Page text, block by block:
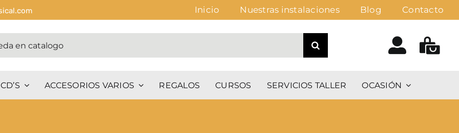
Inicio Nuestras instalaciones Blog Contacto
ACCESORIOS VARIOS REGALOS CURSOS SERVICIOS TALLER OCASIÓN